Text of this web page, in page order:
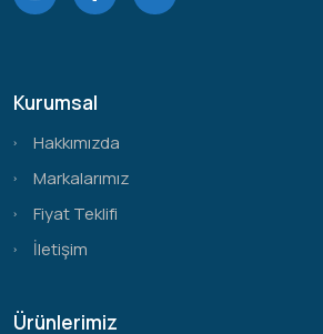
Kurumsal
Hakkımızda
Markalarımız
Fiyat Teklifi
İletişim
Ürünlerimiz